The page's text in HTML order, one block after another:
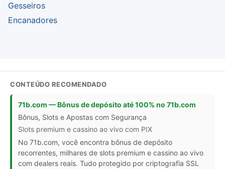
Gesseiros
Encanadores
CONTEÚDO RECOMENDADO
71b.com — Bônus de depósito até 100% no 71b.com
Bônus, Slots e Apostas com Segurança
Slots premium e cassino ao vivo com PIX
No 71b.com, você encontra bônus de depósito
recorrentes, milhares de slots premium e cassino ao vivo
com dealers reais. Tudo protegido por criptografia SSL